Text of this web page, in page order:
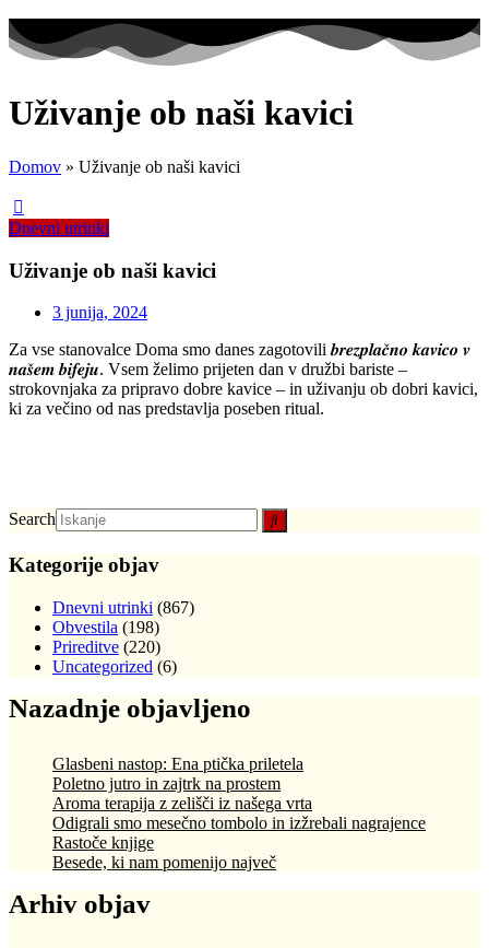
Uživanje ob naši kavici
Domov » Uživanje ob naši kavici
Dnevni utrinki
Uživanje ob naši kavici
3 junija, 2024
Za vse stanovalce Doma smo danes zagotovili 𝒃𝒓𝒆𝒛𝒑𝒍𝒂𝒄̌𝒏𝒐 𝒌𝒂𝒗𝒊𝒄𝒐 𝒗
𝒏𝒂𝒔̌𝒆𝒎 𝒃𝒊𝒇𝒆𝒋𝒖. Vsem želimo prijeten dan v družbi bariste –
strokovnjaka za pripravo dobre kavice – in uživanju ob dobri kavici,
ki za večino od nas predstavlja poseben ritual.
Search
Kategorije objav
Dnevni utrinki (867)
Obvestila (198)
Prireditve (220)
Uncategorized (6)
Nazadnje objavljeno
Glasbeni nastop: Ena ptička priletela
Poletno jutro in zajtrk na prostem
Aroma terapija z zelišči iz našega vrta
Odigrali smo mesečno tombolo in izžrebali nagrajence
Rastoče knjige
Besede, ki nam pomenijo največ
Arhiv objav